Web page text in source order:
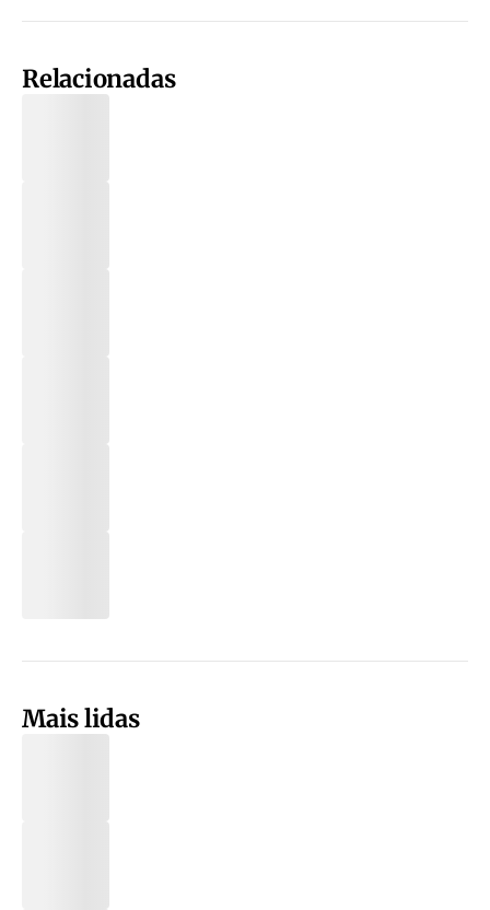
Relacionadas
Mais lidas